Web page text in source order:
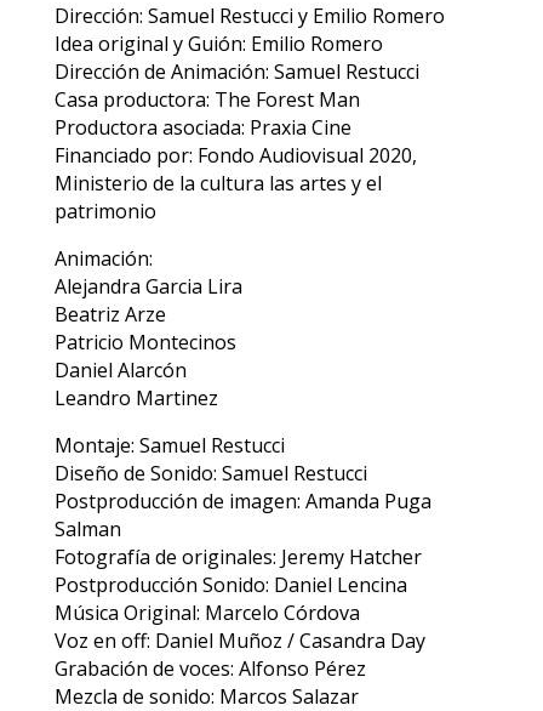
Dirección: Samuel Restucci y Emilio Romero
Idea original y Guión: Emilio Romero
Dirección de Animación: Samuel Restucci
Casa productora: The Forest Man
Productora asociada: Praxia Cine
Financiado por: Fondo Audiovisual 2020,
Ministerio de la cultura las artes y el
patrimonio
Animación:
Alejandra Garcia Lira
Beatriz Arze
Patricio Montecinos
Daniel Alarcón
Leandro Martinez
Montaje: Samuel Restucci
Diseño de Sonido: Samuel Restucci
Postproducción de imagen: Amanda Puga
Salman
Fotografía de originales: Jeremy Hatcher
Postproducción Sonido: Daniel Lencina
Música Original: Marcelo Córdova
Voz en off: Daniel Muñoz / Casandra Day
Grabación de voces: Alfonso Pérez
Mezcla de sonido: Marcos Salazar